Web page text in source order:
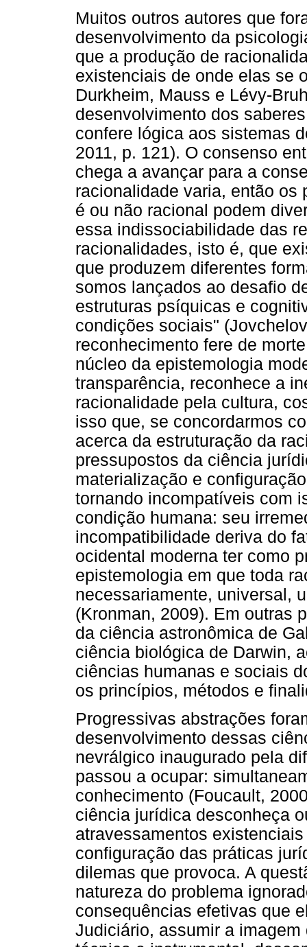
Muitos outros autores que
desenvolvimento da
que a produção de
existenciais de onde elas se
Durkheim, Mauss e Lévy-
desenvolvimento dos
confere lógica aos sistemas
2011, p. 121). O consenso
chega a avançar para a
racionalidade varia, então
é ou não racional podem
essa indissociabilidade das
racionalidades, isto é, que
que produzem diferentes
somos lançados ao desafio
estruturas psíquicas e
condições sociais"
reconhecimento fere de
núcleo da epistemologia
transparência, reconhece a
racionalidade pela cultura,
isso que, se concordarmos
acerca da estruturação da
pressupostos da ciência
materialização e
tornando incompatíveis com
condição humana: seu
incompatibilidade deriva do
ocidental moderna ter como
epistemologia em que toda
necessariamente, universal,
(Kronman, 2009). Em outras
da ciência astronômica de
ciência biológica de Darwin,
ciências humanas e sociais
os princípios, métodos e
Progressivas abstrações
desenvolvimento dessas
nevrálgico inaugurado pela
passou a ocupar:
conhecimento (Foucault,
ciência jurídica desconheça
atravessamentos
configuração das práticas
dilemas que provoca. A
natureza do problema
consequências efetivas que
Judiciário, assumir a